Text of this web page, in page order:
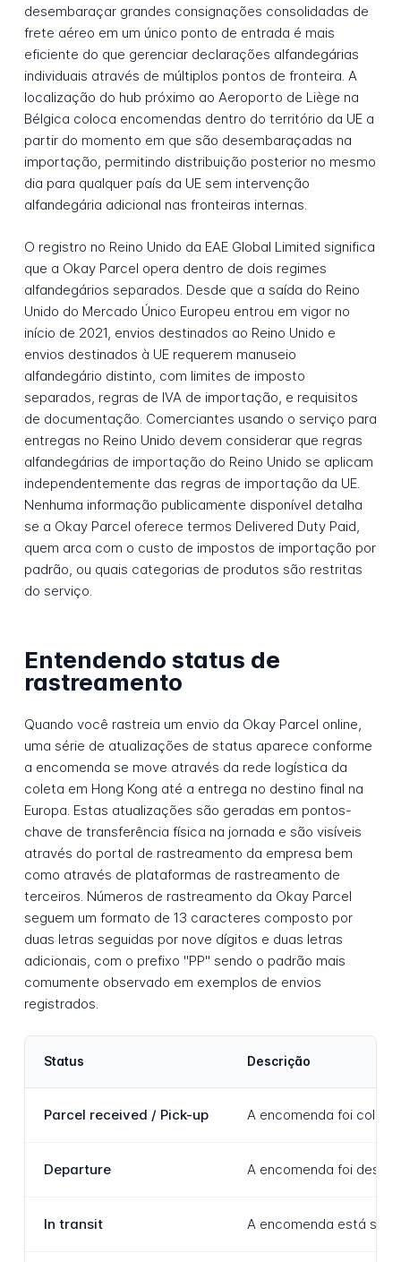
desembaraçar grandes consignações consolidadas de
frete aéreo em um único ponto de entrada é mais
eficiente do que gerenciar declarações alfandegárias
individuais através de múltiplos pontos de fronteira. A
localização do hub próximo ao Aeroporto de Liège na
Bélgica coloca encomendas dentro do território da UE a
partir do momento em que são desembaraçadas na
importação, permitindo distribuição posterior no mesmo
dia para qualquer país da UE sem intervenção
alfandegária adicional nas fronteiras internas.
O registro no Reino Unido da EAE Global Limited significa
que a Okay Parcel opera dentro de dois regimes
alfandegários separados. Desde que a saída do Reino
Unido do Mercado Único Europeu entrou em vigor no
início de 2021, envios destinados ao Reino Unido e
envios destinados à UE requerem manuseio
alfandegário distinto, com limites de imposto
separados, regras de IVA de importação, e requisitos
de documentação. Comerciantes usando o serviço para
entregas no Reino Unido devem considerar que regras
alfandegárias de importação do Reino Unido se aplicam
independentemente das regras de importação da UE.
Nenhuma informação publicamente disponível detalha
se a Okay Parcel oferece termos Delivered Duty Paid,
quem arca com o custo de impostos de importação por
padrão, ou quais categorias de produtos são restritas
do serviço.
Entendendo status de
rastreamento
Quando você rastreia um envio da Okay Parcel online,
uma série de atualizações de status aparece conforme
a encomenda se move através da rede logística da
coleta em Hong Kong até a entrega no destino final na
Europa. Estas atualizações são geradas em pontos-
chave de transferência física na jornada e são visíveis
através do portal de rastreamento da empresa bem
como através de plataformas de rastreamento de
terceiros. Números de rastreamento da Okay Parcel
seguem um formato de 13 caracteres composto por
duas letras seguidas por nove dígitos e duas letras
adicionais, com o prefixo "PP" sendo o padrão mais
comumente observado em exemplos de envios
registrados.
Status Descrição
Parcel received / Pick-up A encomenda foi
Departure A encomenda foi
In transit A encomenda está se